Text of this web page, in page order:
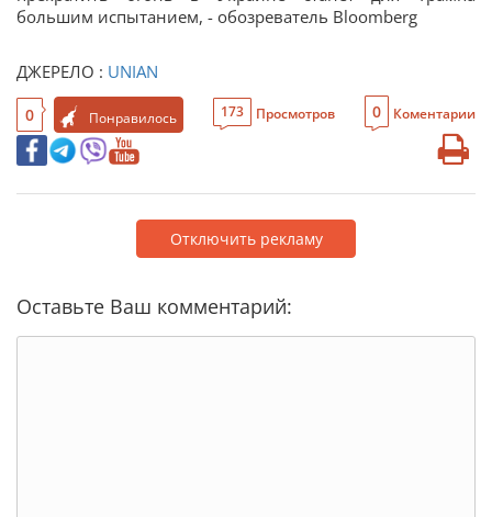
большим испытанием, - обозреватель Bloomberg
ДЖЕРЕЛО : UNIAN
0 Понравилось 173 Просмотров 0 Коментарии
Отключить рекламу
Оставьте Ваш комментарий: